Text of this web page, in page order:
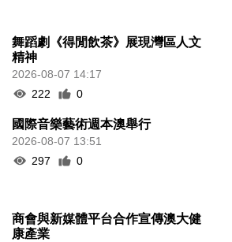
舞蹈劇《得閒飲茶》展現灣區人文
精神
2026-08-07 14:17
222
0
國際音樂藝術週本澳舉行
2026-08-07 13:51
297
0
商會與新媒體平台合作宣傳澳大健
康產業